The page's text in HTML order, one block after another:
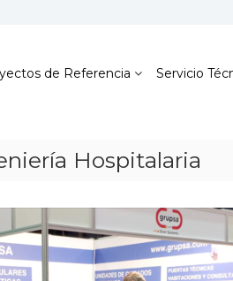
de Referencia Servicio
Hospitalaria